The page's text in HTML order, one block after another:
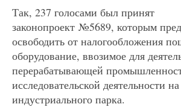
Так, 237 голосами был принят
законопроект №5689, которым
освободить от налогообложения
оборудование, ввозимое для
перерабатывающей
исследовательской деятельности
индустриального парка.